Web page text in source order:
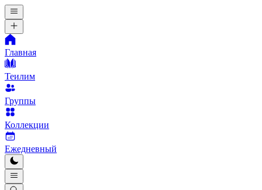
Главная
Теилим
Группы
Коллекции
Ежедневный